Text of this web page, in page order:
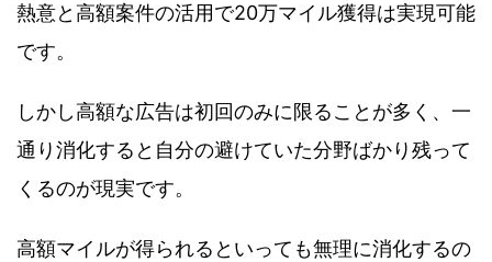
熱意と高額案件の活用で20万マイル獲得は実現可能
です。
しかし高額な広告は初回のみに限ることが多く、一
通り消化すると自分の避けていた分野ばかり残って
くるのが現実です。
高額マイルが得られるといっても無理に消化するの